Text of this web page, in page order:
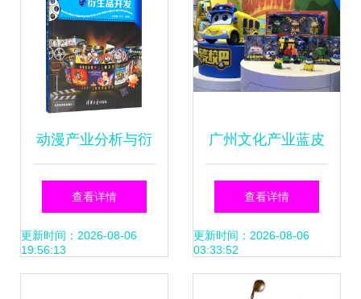
动漫产业分析与衍
生品开发路径探索
查看详情
更新时间：2026-08-06
19:56:13
广州文化产业蓝皮
书发布 咏声动漫创
新实践引热议
查看详情
更新时间：2026-08-06
03:33:52